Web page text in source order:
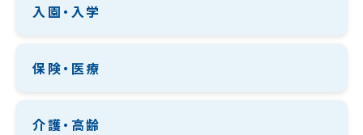
入園・入学
保険・医療
介護・高齢